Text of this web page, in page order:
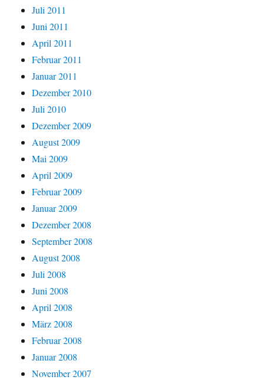
Juli 2011
Juni 2011
April 2011
Februar 2011
Januar 2011
Dezember 2010
Juli 2010
Dezember 2009
August 2009
Mai 2009
April 2009
Februar 2009
Januar 2009
Dezember 2008
September 2008
August 2008
Juli 2008
Juni 2008
April 2008
März 2008
Februar 2008
Januar 2008
November 2007